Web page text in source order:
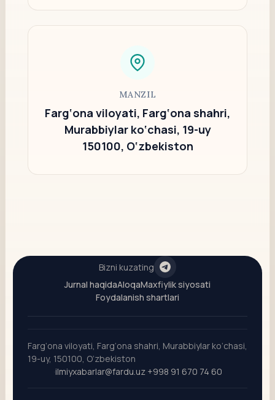
MANZIL
Farg‘ona viloyati, Farg‘ona shahri,
Murabbiylar ko‘chasi, 19-uy
150100, O‘zbekiston
Bizni kuzating
Jurnal haqidaAloqaMaxfiylik siyosati
Foydalanish shartlari
Farg‘ona viloyati, Farg‘ona shahri, Murabbiylar ko‘chasi,
19-uy, 150100, O‘zbekiston
·ilmiyxabarlar@fardu.uz·+998 91 670 74 60